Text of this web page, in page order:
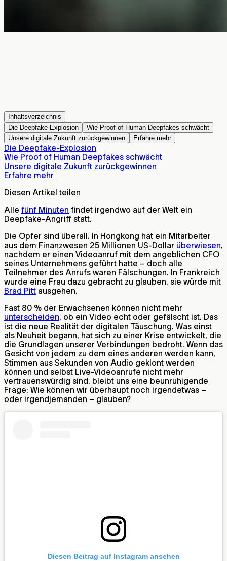
Inhaltsverzeichnis
Die Deepfake-Explosion
Wie Proof of Human Deepfakes schwächt
Unsere digitale Zukunft zurückgewinnen
Erfahre mehr
Die Deepfake-Explosion
Wie Proof of Human Deepfakes schwächt
Unsere digitale Zukunft zurückgewinnen
Erfahre mehr
Diesen Artikel teilen
Alle fünf Minuten findet irgendwo auf der Welt ein
Deepfake-Angriff statt.
Die Opfer sind überall. In Hongkong hat ein Mitarbeiter
aus dem Finanzwesen 25 Millionen US-Dollar überwiesen,
nachdem er einen Videoanruf mit dem angeblichen CFO
seines Unternehmens geführt hatte – doch alle
Teilnehmer des Anrufs waren Fälschungen. In Frankreich
wurde eine Frau dazu gebracht zu glauben, sie würde mit
Brad Pitt ausgehen.
Fast 80 % der Erwachsenen können nicht mehr
unterscheiden, ob ein Video echt oder gefälscht ist. Das
ist die neue Realität der digitalen Täuschung. Was einst
als Neuheit begann, hat sich zu einer Krise entwickelt, die
die Grundlagen unserer Verbindungen bedroht. Wenn das
Gesicht von jedem zu dem eines anderen werden kann,
Stimmen aus Sekunden von Audio geklont werden
können und selbst Live-Videoanrufe nicht mehr
vertrauenswürdig sind, bleibt uns eine beunruhigende
Frage: Wie können wir überhaupt noch irgendetwas –
oder irgendjemanden – glauben?
Diesen Beitrag auf Instagram ansehen